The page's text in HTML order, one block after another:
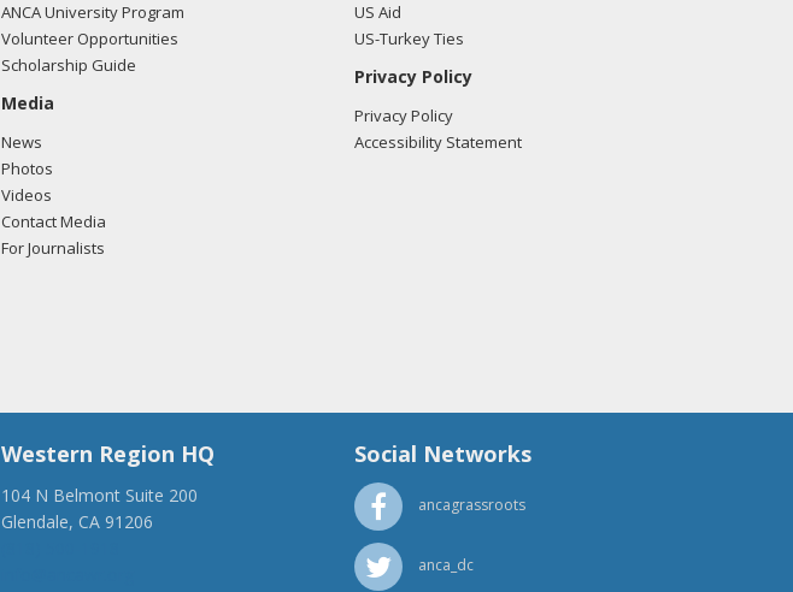
ANCA University Program
Volunteer Opportunities
Scholarship Guide
Media
News
Photos
Videos
Contact Media
For Journalists
US Aid
US-Turkey Ties
Privacy Policy
Privacy Policy
Accessibility Statement
Western Region HQ
104 N Belmont Suite 200
Glendale, CA 91206
Social Networks
ancagrassroots
anca_dc